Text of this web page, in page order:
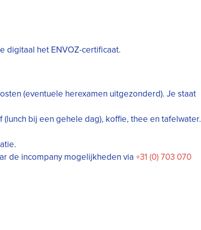
digitaal het ENVOZ-certificaat.
(eventuele herexamen uitgezonderd). Je staat
bij een gehele dag), koffie, thee en tafelwater.
de incompany mogelijkheden via +31 (0) 703 070